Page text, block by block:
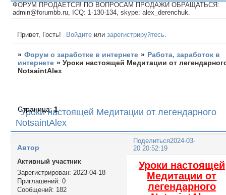
ФОРУМ ПРОДАЕТСЯ! ПО ВОПРОСАМ ПРОДАЖИ ОБРАЩАТЬСЯ:
admin@forumbb.ru, ICQ: 1-130-134, skype: alex_derenchuk.
Привет, Гость! Войдите илизарегистрируйтесь
» Форум о заработке в интернете » Работа, заработок в
интернете »Уроки настоящей Медитации от
NotsaintAlex
Уроки настоящей Медитации от легендарного
NotsaintAlex
Страница:1
Поделиться2024-03-
20 20:52:19
Автор
Активный участник
Зарегистрирован: 2023-04-18
Приглашений: 0
Сообщений: 182
Уроки настоящей
Медитации от
легендарного